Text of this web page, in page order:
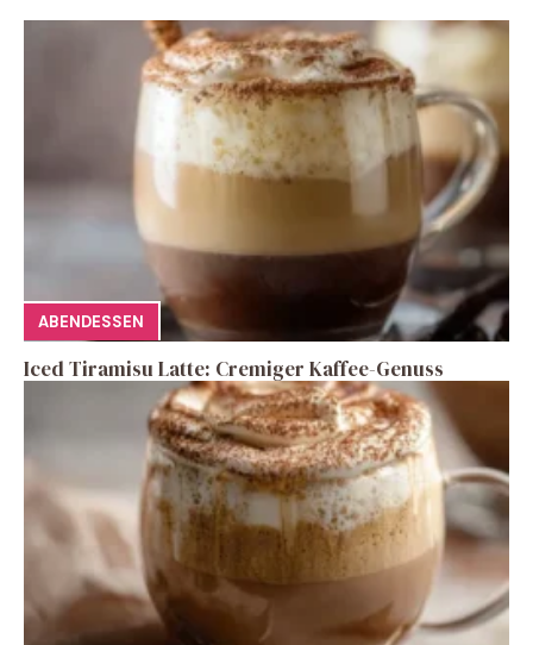
ABENDESSEN
Iced Tiramisu Latte: Cremiger Kaffee-Genuss